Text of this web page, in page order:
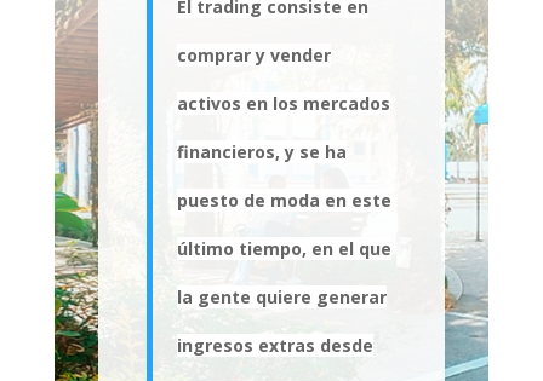
El trading consiste en
comprar y vender
activos en los mercados
financieros, y se ha
puesto de moda en este
último tiempo, en el que
la gente quiere generar
ingresos extras desde